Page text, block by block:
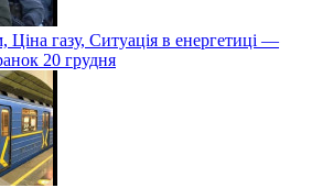
Ціна газу, Ситуація в енергетиці —
20 грудня